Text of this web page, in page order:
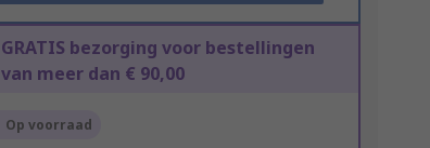
GRATIS bezorging voor bestellingen
van meer dan € 90,00
Op voorraad